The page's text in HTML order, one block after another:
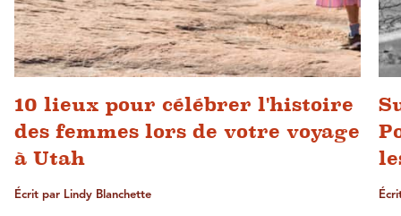
10 lieux pour célébrer l'histoire
des femmes lors de votre voyage
à Utah
Écrit par Lindy Blanchette